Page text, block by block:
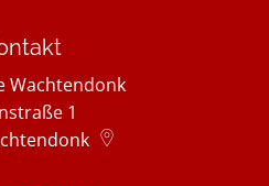
Wachtendonk
1